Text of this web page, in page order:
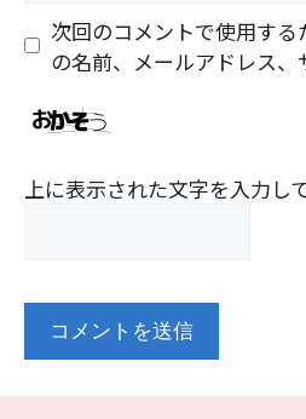
次回のコメントで使用す
の名前、メールアドレス、
上に表示された文字を入力し